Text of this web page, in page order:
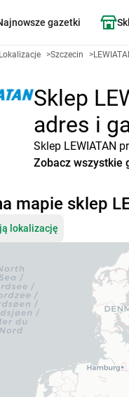
gazetki
Lokalizacje >Szczecin >
Sklep
adres i
Sklep LEWIATAN
Zobacz wszystkie
mapie sklep
lokalizację